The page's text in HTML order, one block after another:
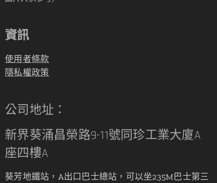
資訊
使用者條款
隱私權政策
公司地址：
新界葵涌昌榮路9-11號同珍工業大廈A
座四樓A
葵芳地鐵站，A出口巴士總站，可以坐235M巴士第三